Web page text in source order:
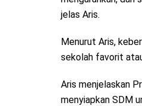
jelas Aris.
Menurut Aris,
sekolah favorit
Aris menjelaskan
menyiapkan SDM